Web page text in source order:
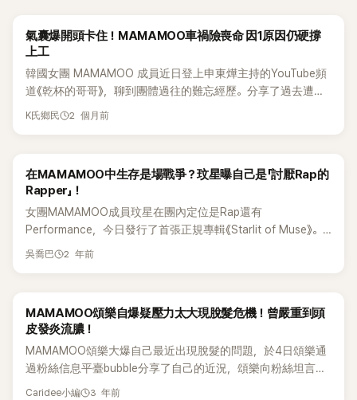
氣囊爆開頭卡住！MAMAMOO車禍險喪命 因1原因仍硬撐
上工
韓國女團 MAMAMOO 成員近日登上申東燁主持的YouTube頻
道《乾杯的哥哥》，聊到團體過往的難忘經歷。分享了過去遭遇
交通事故的驚險經歷，透露當時儘管發生車禍、車內氣囊全數
型）。她也藉此提到過去一次團體移動途中發生車禍的往事。
Solar回憶說：「當時我們一起搭車去跑活動，途中發生事故。
真的很幸運，大家都沒有受到重傷。其他三個F型成員當下都慌
成一團，但我坐在那裡時，腦中第一個想到的竟然是活動違約
金的問題。」 她表示，自己先確認所有成員的身體狀況，隨後立
消可能產生的損失。「如果真的受傷那當然沒辦法，但如果大家
都沒事，比起支付3倍違約金，我覺得還是去參加活動比較
好。」她說，於是詢問成員們的狀況，大家都表示身體沒有大
礙，因此便向公司提出能否延後活動時間的要求，最後仍照原
定計畫出席活動。 她笑說：「可能因為這樣，大家才會覺得其他
K氏鄉民 2 個月前
在MAMAMOO中生存是場戰爭？玟星曝自己是「討厭Rap的
Rapper」！
女團MAMAMOO成員玟星在團內定位是Rap還有
Performance，今日發行了首張正規專輯《Starlit of Muse》。
這張專輯的名稱直譯就是「謬斯的星光」，也代表著玟星完成的
更吐露自己曾抱有疑惑，質疑自己「為什麼得唱Rap才行」。 接
著玟星更表示「要在（MAMAMOO）3位主唱之間生存下來，是
非常辛苦的事情，當時也曾想說『為什麼我不是主唱』」，更吐露
自己因為這種想法而過得很辛苦。 不過那樣的時光，也成為了
自己的養分，尤其是玟星現在出了SOLO專輯，因為有這樣的
吳喬巴 2 年前
MAMAMOO頌樂自爆疑壓力太大現脫髮危機！曾嚴重到頭
皮發炎流膿！
MAMAMOO頌樂大爆自己最近出現脫髮的問題，於4日頌樂通
過粉絲信息平臺bubble分享了自己的近況，頌樂向粉絲坦言最
近因為活動帶來的壓力，開始出現脫髮症狀。 頌樂公開了部分
Caridee小編 3 年前